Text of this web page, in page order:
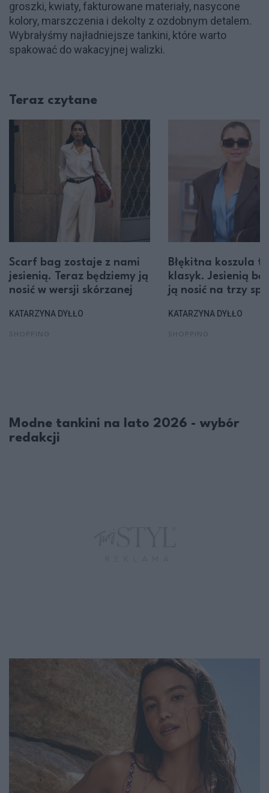
groszki, kwiaty, fakturowane materiały, nasycone
kolory, marszczenia i dekolty z ozdobnym detalem.
Wybrałyśmy najładniejsze tankini, które warto
spakować do wakacyjnej walizki.
Teraz czytane
Scarf bag zostaje z nami
jesienią. Teraz będziemy ją
nosić w wersji skórzanej
KATARZYNA DYŁŁO
Błękitna koszula
klasyk. Jesienią
ją nosić na trzy
KATARZYNA DYŁŁO
Modne tankini na lato 2026 - wybór
redakcji